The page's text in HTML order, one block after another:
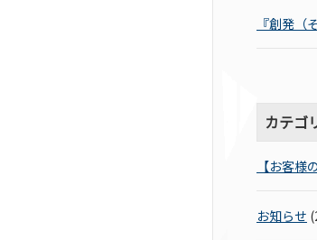
『創発（
カテゴ
【お客様
お知らせ